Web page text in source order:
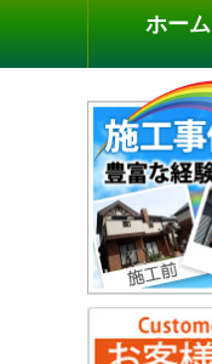
ホーム